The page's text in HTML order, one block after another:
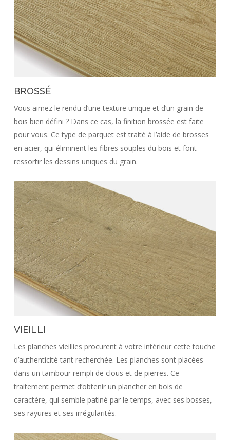
BROSSÉ
Vous aimez le rendu d’une texture unique et d’un grain de
bois bien défini ? Dans ce cas, la finition brossée est faite
pour vous. Ce type de parquet est traité à l’aide de brosses
en acier, qui éliminent les fibres souples du bois et font
ressortir les dessins uniques du grain.
VIEILLI
Les planches vieillies procurent à votre intérieur cette touche
d’authenticité tant recherchée. Les planches sont placées
dans un tambour rempli de clous et de pierres. Ce
traitement permet d’obtenir un plancher en bois de
caractère, qui semble patiné par le temps, avec ses bosses,
ses rayures et ses irrégularités.